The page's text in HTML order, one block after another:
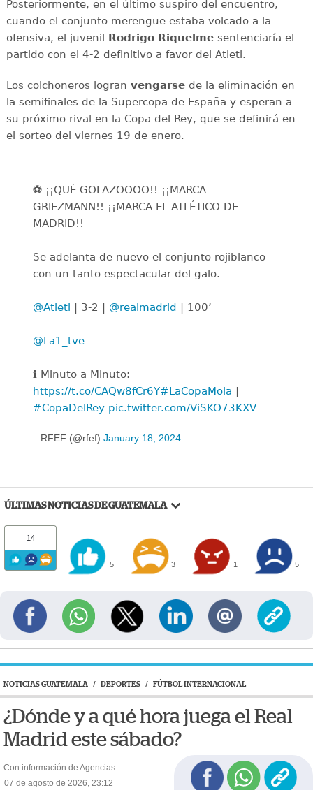
Posteriormente, en el último suspiro del encuentro,
cuando el conjunto merengue estaba volcado a la
ofensiva, el juvenil
Rodrigo Riquelmesentenciaría el
partido con el 4-2 definitivo a favor del Atleti.
Los colchoneros logran vengarsede la eliminación en
la semifinales de la Supercopa de España y esperan a
su próximo rival en la Copa del Rey, que se definirá en
el sorteo del viernes 19 de enero.
⚽️ ¡¡QUÉ GOLAZOOOO!! ¡¡MARCA
GRIEZMANN!! ¡¡MARCA EL ATLÉTICO DE
MADRID!!
Se adelanta de nuevo el conjunto rojiblanco
con un tanto espectacular del galo.
@Atleti | 3-2 | @realmadrid | 100’
@La1_tve
ℹ️ Minuto a Minuto:
https://t.co/CAQw8fCr6Y#LaCopaMola
#CopaDelRey pic.twitter.com/ViSKO73KXV
— RFEF (@rfef) January 18, 2024
ÚLTIMAS NOTICIAS DE GUATEMALA
14
5 3 1 5
NOTICIAS GUATEMALA / DEPORTES / FÚTBOL INTERNACIONAL
¿Dónde y a qué hora juega el Real
Madrid este sábado?
Con información de Agencias
07 de agosto de 2026, 23:12